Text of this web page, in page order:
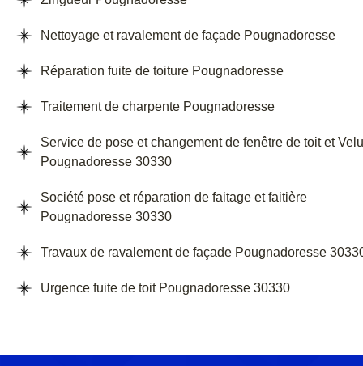
Nettoyage et ravalement de façade Pougnadoresse
Réparation fuite de toiture Pougnadoresse
Traitement de charpente Pougnadoresse
Service de pose et changement de fenêtre de toit et
Pougnadoresse 30330
Société pose et réparation de faitage et faitière
Pougnadoresse 30330
Travaux de ravalement de façade Pougnadoresse
Urgence fuite de toit Pougnadoresse 30330